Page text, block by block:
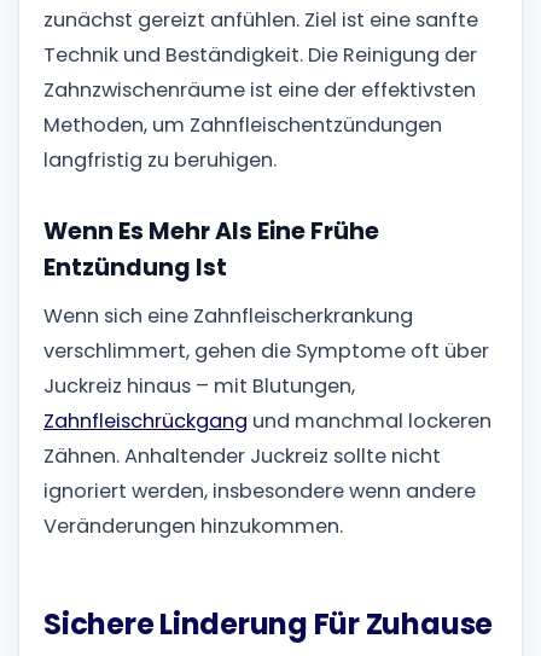
zunächst gereizt anfühlen. Ziel ist eine sanfte
Technik und Beständigkeit. Die Reinigung der
Zahnzwischenräume ist eine der effektivsten
Methoden, um Zahnfleischentzündungen
langfristig zu beruhigen.
Wenn Es Mehr Als Eine Frühe
Entzündung Ist
Wenn sich eine Zahnfleischerkrankung
verschlimmert, gehen die Symptome oft über
Juckreiz hinaus – mit Blutungen,
Zahnfleischrückgang und manchmal lockeren
Zähnen. Anhaltender Juckreiz sollte nicht
ignoriert werden, insbesondere wenn andere
Veränderungen hinzukommen.
Sichere Linderung Für Zuhause